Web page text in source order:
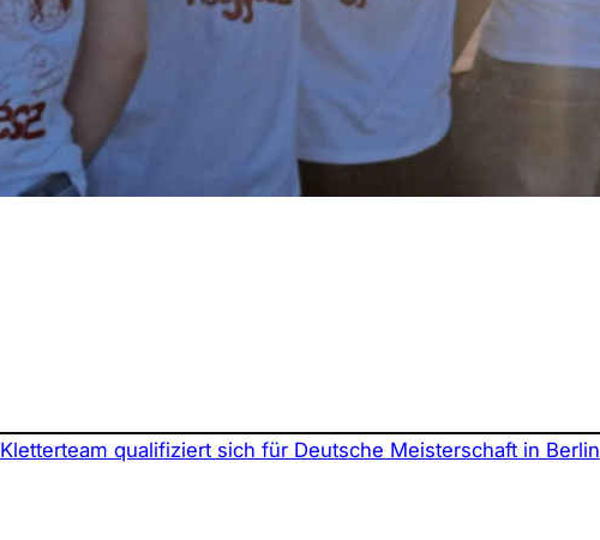
Kletterteam qualifiziert sich für Deutsche Meisterschaft in Berlin